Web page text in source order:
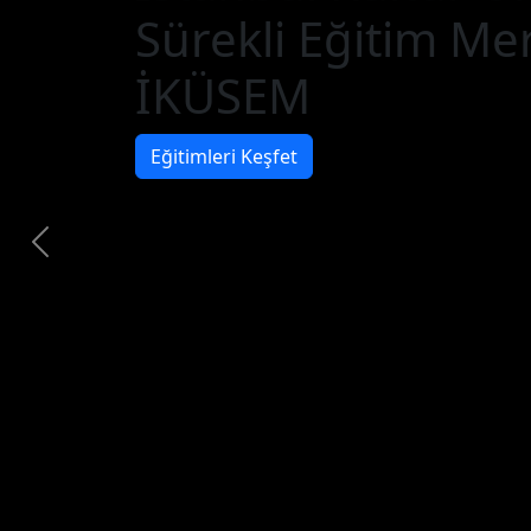
Sürekli Eğitim
İKÜSEM
Eğitimleri Keşfet